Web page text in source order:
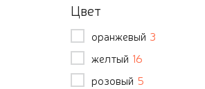
Цвет
оранжевый 3
желтый 16
розовый 5